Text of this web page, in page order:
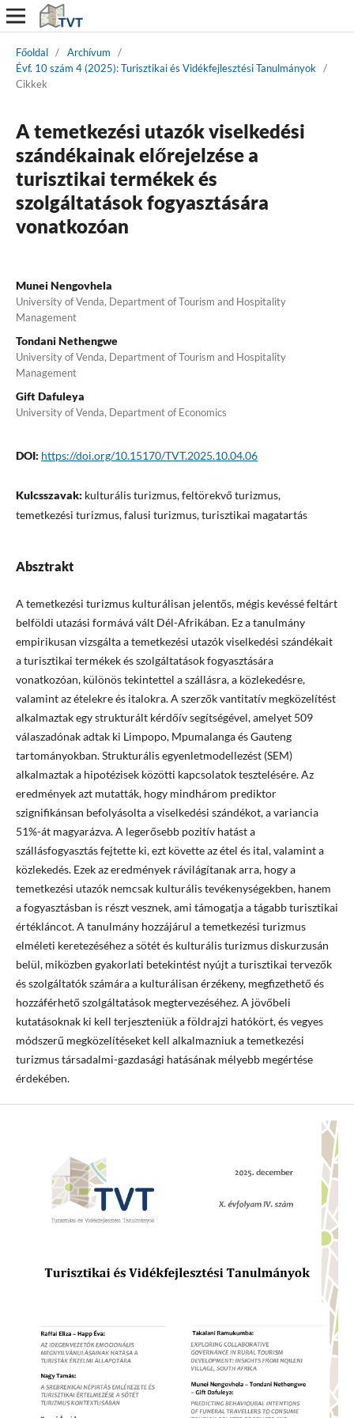
Főoldal / Archívum
/
Évf. 10 szám 4 (2025): Turisztikai és Vidékfejlesztési Tanulmányok /
Cikkek
A temetkezési utazók viselkedési
szándékainak előrejelzése a
turisztikai termékek és
szolgáltatások fogyasztására
vonatkozóan
Munei Nengovhela
University of Venda, Department of Tourism and Hospitality
Management
Tondani Nethengwe
University of Venda, Department of Tourism and Hospitality
Management
Gift Dafuleya
University of Venda, Department of Economics
DOI: https://doi.org/10.15170/TVT.2025.10.04.06
Kulcsszavak: kulturális turizmus, feltörekvő turizmus,
temetkezési turizmus, falusi turizmus, turisztikai magatartás
Absztrakt
A temetkezési turizmus kulturálisan jelentős, mégis kevéssé feltárt
belföldi utazási formává vált Dél-Afrikában. Ez a tanulmány
empirikusan vizsgálta a temetkezési utazók viselkedési szándékait
a turisztikai termékek és szolgáltatások fogyasztására
vonatkozóan, különös tekintettel a szállásra, a közlekedésre,
valamint az ételekre és italokra. A szerzők vantitatív megközelítést
alkalmaztak egy strukturált kérdőív segítségével, amelyet 509
válaszadónak adtak ki Limpopo, Mpumalanga és Gauteng
tartományokban. Strukturális egyenletmodellezést (SEM)
alkalmaztak a hipotézisek közötti kapcsolatok tesztelésére. Az
eredmények azt mutatták, hogy mindhárom prediktor
szignifikánsan befolyásolta a viselkedési szándékot, a variancia
51%-át magyarázva. A legerősebb pozitív hatást a
szállásfogyasztás fejtette ki, ezt követte az étel és ital, valamint a
közlekedés. Ezek az eredmények rávilágítanak arra, hogy a
temetkezési utazók nemcsak kulturális tevékenységekben, hanem
a fogyasztásban is részt vesznek, ami támogatja a tágabb turisztikai
értékláncot. A tanulmány hozzájárul a temetkezési turizmus
elméleti keretezéséhez a sötét és kulturális turizmus diskurzusán
belül, miközben gyakorlati betekintést nyújt a turisztikai tervezők
és szolgáltatók számára a kulturálisan érzékeny, megfizethető és
hozzáférhető szolgáltatások megtervezéséhez. A jövőbeli
kutatásoknak ki kell terjeszteniük a földrajzi hatókört, és vegyes
módszerű megközelítéseket kell alkalmazniuk a temetkezési
turizmus társadalmi-gazdasági hatásának mélyebb megértése
érdekében.